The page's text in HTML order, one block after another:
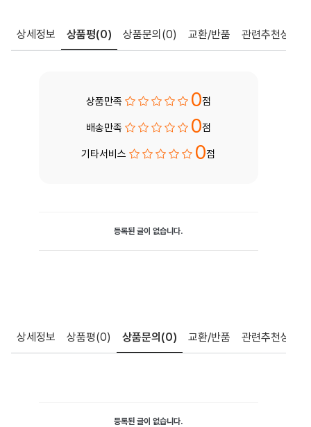
상세정보 상품평(0) 상품문의 (0) 교환/반품 관련추천상품
상품만족 0점
배송만족 0점
기타서비스 0점
등록된 글이 없습니다.
상세정보 상품평(0) 상품문의 (0) 교환/반품 관련추천상품
등록된 글이 없습니다.